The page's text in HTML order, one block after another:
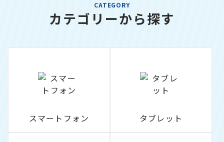
CATEGORY
カテゴリーから探す
スマートフォン タブレット